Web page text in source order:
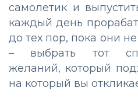
самолетик и
каждый день
до тех пор, пока они
– выбрать тот
желаний, который
на который вы